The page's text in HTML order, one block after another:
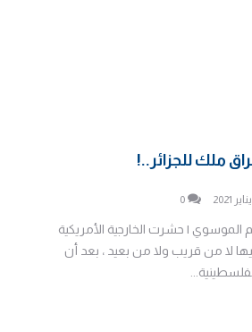
ملك للجزائر..!
0
| حشرت الخارجية الأمريكية
لا من قريب ولا من بعيد ، بعد أن